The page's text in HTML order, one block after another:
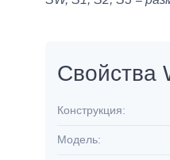
Свойства
Конструкция:
Модель: